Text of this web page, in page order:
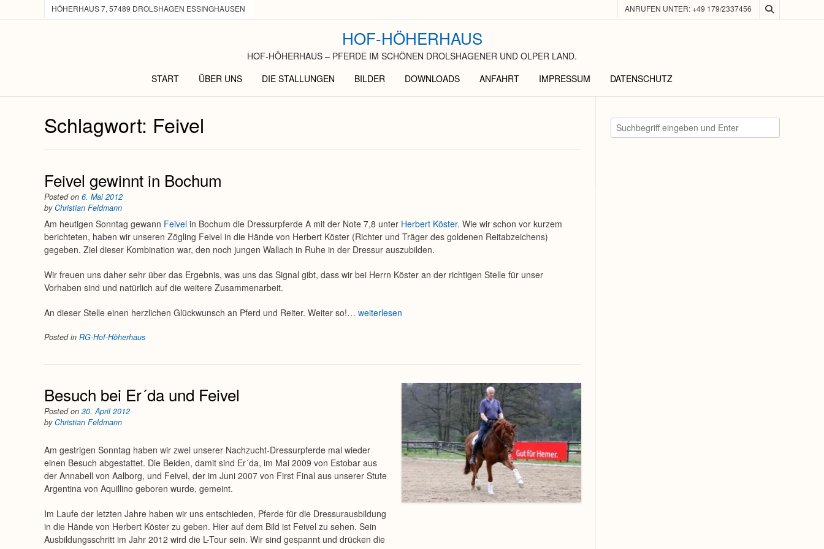
HÖHERHAUS 7, 57489 DROLSHAGEN ESSINGHAUSEN ANRUFEN UNTER: +49 179/2337456
HOF-HÖHERHAUS
HOF-HÖHERHAUS – PFERDE IM SCHÖNEN DROLSHAGENER UND OLPER LAND.
START
ÜBER UNS DIE STALLUNGEN BILDER DOWNLOADS ANFAHRT IMPRESSUM DATENSCHUTZ
Schlagwort: Feivel
Feivel gewinnt in Bochum
Posted on 6. Mai 2012
byChristian Feldmann
Am heutigen Sonntag gewann Feivel in Bochum die Dressurpferde A mit der Note 7,8 unter Herbert Köster. Wie wir schon vor kurzem
berichteten, haben wir unseren Zögling Feivel in die Hände von Herbert Köster (Richter und Träger des goldenen Reitabzeichens)
gegeben. Ziel dieser Kombination war, den noch jungen Wallach in Ruhe in der Dressur auszubilden.
Wir freuen uns daher sehr über das Ergebnis, was uns das Signal gibt, dass wir bei Herrn Köster an der richtigen Stelle für unser
Vorhaben sind und natürlich auf die weitere Zusammenarbeit.
An dieser Stelle einen herzlichen Glückwunsch an Pferd und Reiter. Weiter so!… weiterlesen
Posted in RG-Hof-Höherhaus
Besuch bei Er´da und Feivel
Posted on 30. April 2012
byChristian Feldmann
Am gestrigen Sonntag haben wir zwei unserer Nachzucht-Dressurpferde mal wieder
einen Besuch abgestattet. Die Beiden, damit sind Er´da, im Mai 2009 von Estobar aus
der Annabell von Aalborg, und Feivel, der im Juni 2007 von First Final aus unserer Stute
Argentina von Aquillino geboren wurde, gemeint.
Im Laufe der letzten Jahre haben wir uns entschieden, Pferde für die Dressurausbildung
in die Hände von Herbert Köster zu geben. Hier auf dem Bild ist Feivel zu sehen. Sein
Ausbildungsschritt im Jahr 2012 wird die L-Tour sein. Wir sind gespannt und drücken die